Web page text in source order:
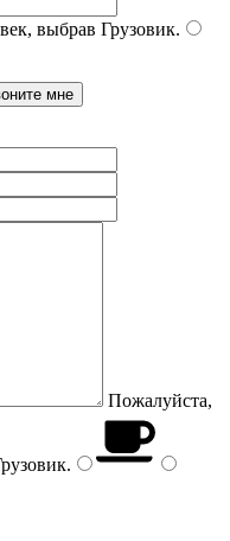
выбрав Грузовик.
Пожалуйста,
.